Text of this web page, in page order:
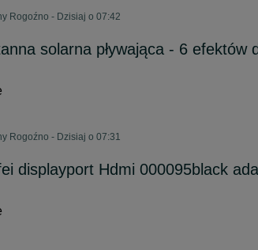
Rogoźno - Dzisiaj o 07:42
solarna pływająca - 6 efektów
Rogoźno - Dzisiaj o 07:31
displayport Hdmi 000095black